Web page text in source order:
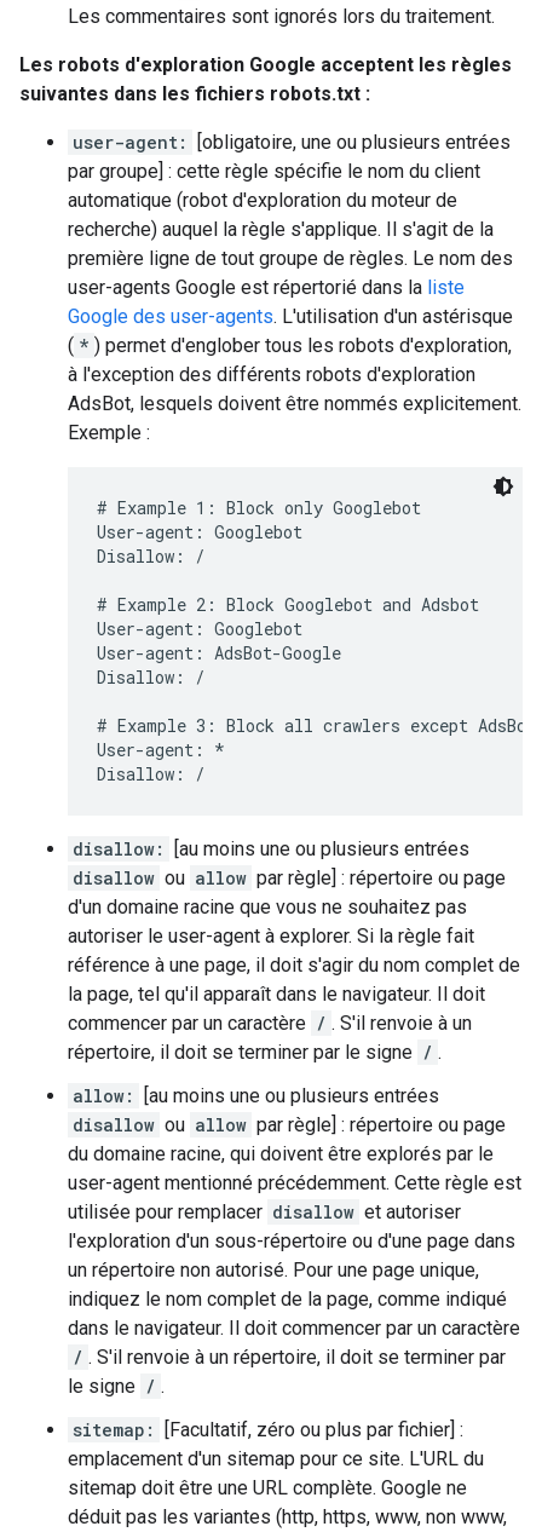
Les commentaires sont ignorés lors du traitement.
Les robots d'exploration Google acceptent les règles
suivantes dans les fichiers robots.txt :
user-agent:
[obligatoire, une ou plusieurs entrées
par groupe] : cette règle spécifie le nom du client
automatique (robot d'exploration du moteur de
recherche) auquel la règle s'applique. Il s'agit de la
première ligne de tout groupe de règles. Le nom des
user-agents Google est répertorié dans la liste
Google des user-agents. L'utilisation d'un astérisque
( * ) permet d'englober tous les robots d'exploration,
à l'exception des différents robots d'exploration
AdsBot, lesquels doivent être nommés explicitement.
Exemple :
# Example 1: Block only Googlebot
User-agent: Googlebot
Disallow: /
# Example 2: Block Googlebot and Adsbot
User-agent: Googlebot
User-agent: AdsBot-Google
Disallow: /
# Example 3: Block all crawlers except
User-agent: *
Disallow: /
disallow:
[au moins une ou plusieurs entrées
disallow ou allow par règle] : répertoire ou page
d'un domaine racine que vous ne souhaitez pas
autoriser le user-agent à explorer. Si la règle fait
référence à une page, il doit s'agir du nom complet de
la page, tel qu'il apparaît dans le navigateur. Il doit
commencer par un caractère / . S'il renvoie à un
répertoire, il doit se terminer par le signe / .
allow:
[au moins une ou plusieurs entrées
disallow ou allow par règle] : répertoire ou page
du domaine racine, qui doivent être explorés par le
user-agent mentionné précédemment. Cette règle est
utilisée pour remplacer disallow et autoriser
l'exploration d'un sous-répertoire ou d'une page dans
un répertoire non autorisé. Pour une page unique,
indiquez le nom complet de la page, comme indiqué
dans le navigateur. Il doit commencer par un caractère
/ . S'il renvoie à un répertoire, il doit se terminer par
le signe / .
sitemap:
[Facultatif, zéro ou plus par fichier] :
emplacement d'un sitemap pour ce site. L'URL du
sitemap doit être une URL complète. Google ne
déduit pas les variantes (http, https, www, non www,